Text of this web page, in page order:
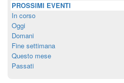
PROSSIMI EVENTI
In corso
Oggi
Domani
Fine settimana
Questo mese
Passati